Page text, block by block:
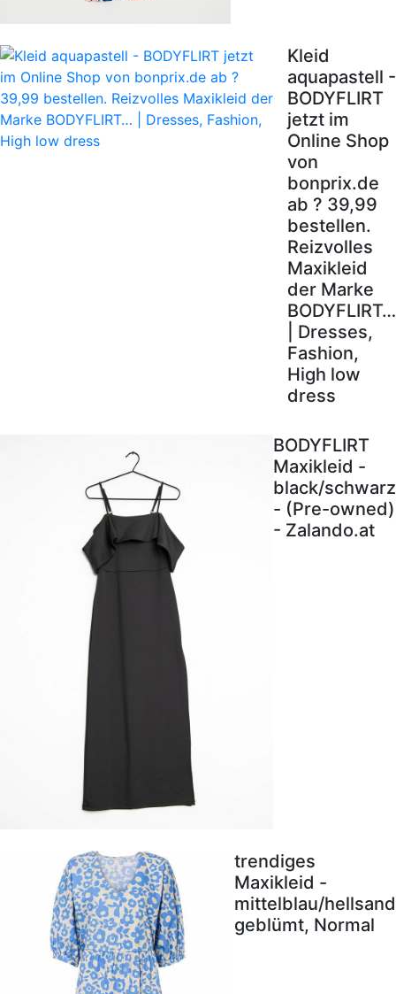
Kleid
aquapastell -
BODYFLIRT
jetzt im
Online Shop
von
bonprix.de
ab ? 39,99
bestellen.
Reizvolles
Maxikleid
der Marke
BODYFLIRT…
| Dresses,
Fashion,
High low
dress
BODYFLIRT
Maxikleid -
black/schwarz
- (Pre-owned)
- Zalando.at
trendiges
Maxikleid -
mittelblau/hellsand
geblümt, Normal